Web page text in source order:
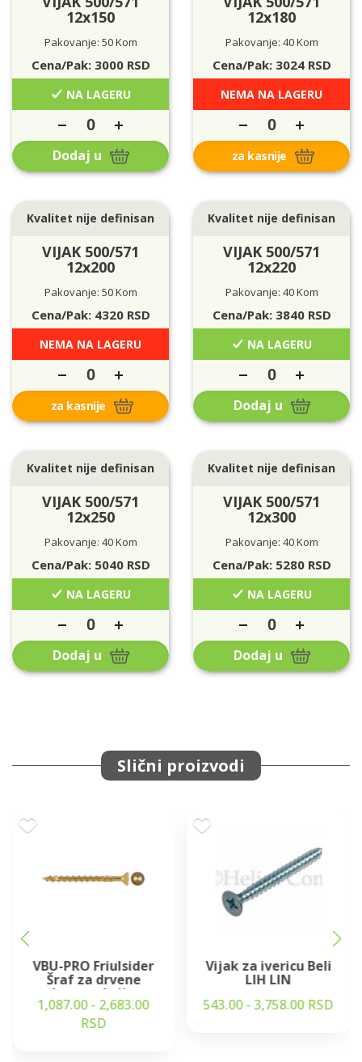
12x150
Pakovanje: 50 Kom
Cena/Pak: 3000RSD
NA LAGERU
Dodaj u
12x180
Pakovanje: 40 Kom
Cena/Pak: 3024RSD
NEMA NA LAGERU
za kasnije
Kvalitet nije definisan
VIJAK 500/571
12x200
Pakovanje: 50 Kom
Cena/Pak: 4320RSD
NEMA NA LAGERU
za kasnije
Kvalitet nije definisan
VIJAK 500/571
12x220
Pakovanje: 40 Kom
Cena/Pak: 3840RSD
NA LAGERU
Dodaj u
Kvalitet nije definisan
VIJAK 500/571
12x250
Pakovanje: 40 Kom
Cena/Pak: 5040RSD
NA LAGERU
Dodaj u
Kvalitet nije definisan
VIJAK 500/571
12x300
Pakovanje: 40 Kom
Cena/Pak: 5280RSD
NA LAGERU
Dodaj u
Slični proizvodi
VBU-PRO Friulsider
Šraf za drvene
konstrukcije
1,087.00 - 2,683.00
RSD
Vijak za ivericu Beli
LIH LIN
543.00 - 3,758.00 RSD